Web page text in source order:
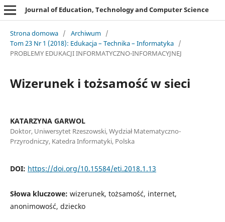
Journal of Education, Technology and Computer Science
Strona domowa / Archiwum /
Tom 23 Nr 1 (2018): Edukacja – Technika – Informatyka /
PROBLEMY EDUKACJI INFORMATYCZNO-INFORMACYJNEJ
Wizerunek i tożsamość w sieci
KATARZYNA GARWOL
Doktor, Uniwersytet Rzeszowski, Wydział Matematyczno-
Przyrodniczy, Katedra Informatyki, Polska
DOI: https://doi.org/10.15584/eti.2018.1.13
Słowa kluczowe: wizerunek, tożsamość, internet,
anonimowość, dziecko